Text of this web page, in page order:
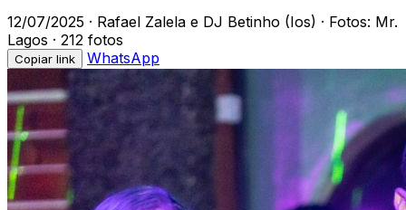
12/07/2025 · Rafael Zalela e DJ Betinho (Ios) · Fotos: Mr.
Lagos · 212 fotos
Copiar link WhatsApp